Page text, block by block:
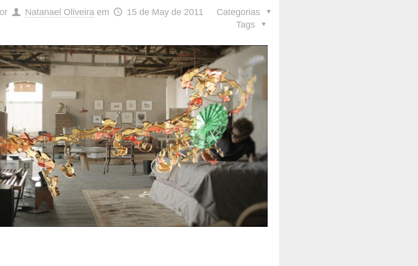
Natanael Oliveira em 15 de May de 2011
Categorias
Tags